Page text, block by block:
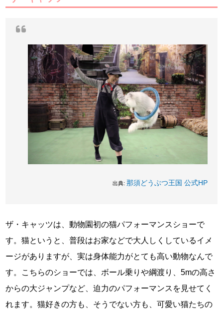
出典: 那須どうぶつ王国 公式HP
ザ・キャッツは、動物園初の猫パフォーマンスショーで
す。猫というと、普段はお家などで大人しくしているイメ
ージがありますが、実は身体能力がとても高い動物なんで
す。こちらのショーでは、ボール乗りや綱渡り、5mの高さ
からの大ジャンプなど、迫力のパフォーマンスを見せてく
れます。猫好きの方も、そうでない方も、可愛い猫たちの